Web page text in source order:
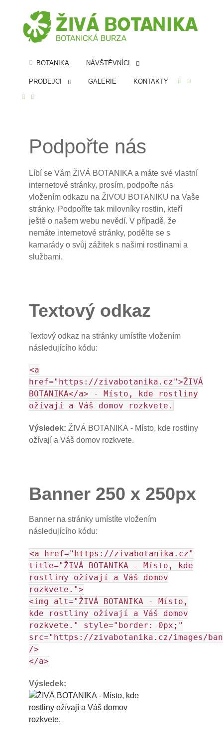
BOTANIKA NÁVŠTĚVNÍCI
PRODEJCI GALERIE KONTAKTY
Podpořte nás
Líbí se Vám ŽIVÁ BOTANIKA a máte své vlastní
internetové stránky, prosím, podpořte nás
vložením odkazu na ŽIVOU BOTANIKU na Vaše
stránky. Podpoříte tak milovníky rostlin, kteří
ještě o našem webu nevědí. V případě, že
nemáte internetové stránky, podělte se s
kamarády o svůj zážitek s našimi rostlinami a
službami.
Textový odkaz
Textový odkaz na stránky umístíte vložením
následujícího kódu:
<a
href="https://zivabotanika.cz">ŽIVÁ
BOTANIKA</a> - Místo, kde rostliny
ožívají a Váš domov rozkvete.
Výsledek: ŽIVÁ BOTANIKA - Místo, kde rostliny
ožívají a Váš domov rozkvete.
Banner 250 x 250px
Banner na stránky umístíte vložením
následujícího kódu:
<a href="https://zivabotanika.cz"
title="ŽIVÁ BOTANIKA - Místo, kde
rostliny ožívají a Váš domov
rozkvete.">
<img alt="ŽIVÁ BOTANIKA - Místo,
kde rostliny ožívají a Váš domov
rozkvete." style="border: 0px;"
src="https://zivabotanika.cz/images/
/>
</a>
Výsledek: